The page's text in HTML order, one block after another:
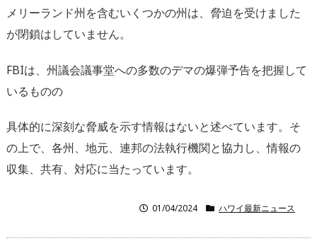
メリーランド州を含むいくつかの州は、脅迫を受けました
が閉鎖はしていません。
FBIは、州議会議事堂への多数のデマの爆弾予告を把握して
いるものの
具体的に深刻な脅威を示す情報はないと述べています。そ
の上で、各州、地元、連邦の法執行機関と協力し、情報の
収集、共有、対応に当たっています。
01/04/2024 ハワイ最新ニュース